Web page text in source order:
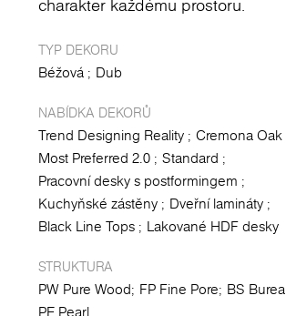
charakter každému prostoru.
TYP DEKORU
Béžová Dub
NABÍDKA DEKORŮ
Trend Designing Reality
Cremona Oak
Most Preferred 2.0
Standard
Pracovní desky s postformingem
Kuchyňské zástěny
Dveřní lamináty
Black Line Tops
Lakované HDF desky
STRUKTURA
PW Pure Wood FP Fine Pore BS
PE Pearl